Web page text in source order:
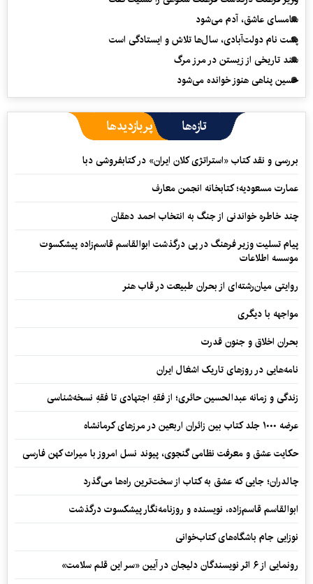
سامسای عاشق، آدم می‌شود
پشت نام دولت‌آبادی، سال‌ها تلاش و ایستادگی است
سند تاریخی از زیستن در مرز مرگ
حسین پناهی هنوز خوانده می‌شود
تازه‌ها پربازدیدها
بررسی و نقد کتاب «استراتژی کلان ایران» در کتابفروشی دبا
عمارت مسعودیه؛ کتابخانه انجمن معارف
چند خاطره خواندنی از جنگ به انتخاب احمد دهقان
پیام تسلیت وزیر فرهنگ در پی درگذشت ابوالقاسم قاسم‌زاده پیشکسوت
موسسه اطلاعات
روایتی میان‌رشته‌ای از بحران طبیعت در قاب هنر
مواجهه با دیگری
بحران اخلاق و جنون قدرت
نامه‌هایی در روزهای تاریک اشغال ایران
زندگی و زمانه عبدالحسین حائری؛ از فقهِ اجتهادی تا فقهِ نسخه‌شناسی
عرضه ۱۰۰۰ جلد کتاب بین زائران اربعین در مرزهای کرمانشاه
حکایت عشق و معرفت نظامی گنجوی، پیوند نسل امروز با میراث کهن فارسی
چالدران؛ جایی که عشق به کتاب از سخت‌ترین راه‌ها می‌گذرد
ابوالقاسم قاسم‌زاده، نویسنده و روزنامه‌نگار پیشکسوت درگذشت
نوزایی جام باشگاه‌های کتاب‌خوانی
رونمایی از ۶ اثر نویسندگان دلیجان در آیین «سر این قلم سلامت»